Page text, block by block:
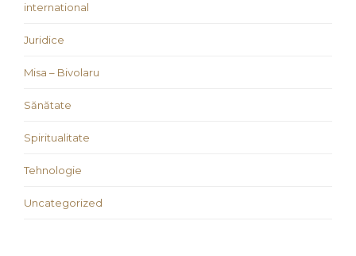
international
Juridice
Misa – Bivolaru
Sănătate
Spiritualitate
Tehnologie
Uncategorized